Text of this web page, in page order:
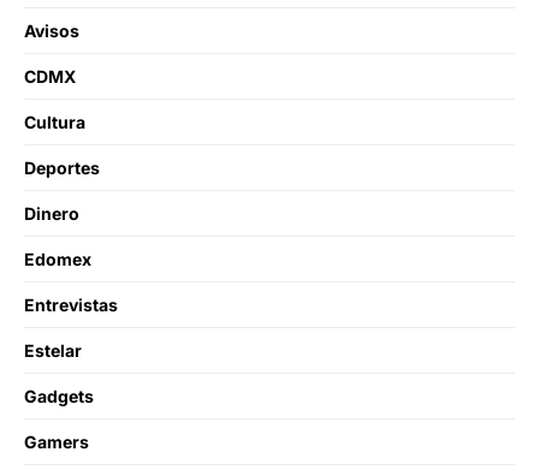
Avisos
CDMX
Cultura
Deportes
Dinero
Edomex
Entrevistas
Estelar
Gadgets
Gamers